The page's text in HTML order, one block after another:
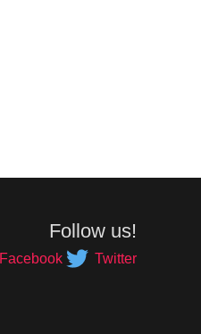
Follow us!
Facebook Twitter